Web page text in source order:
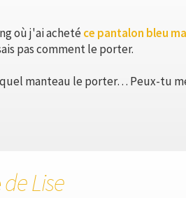
où j'ai achetéce pantalon bleu
pas comment le porter.
manteau le porter… Peux-tu
de Lise